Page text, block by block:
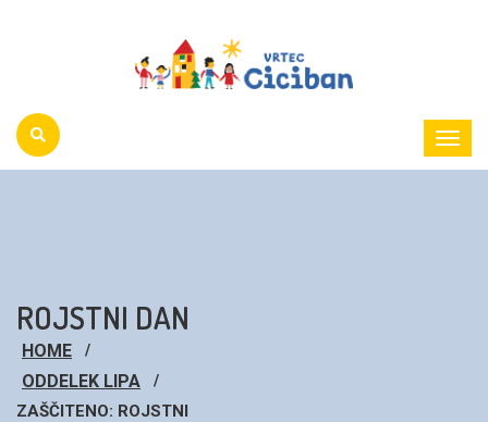
ROJSTNI DAN
HOME
ODDELEK LIPA
ZAŠČITENO: ROJSTNI